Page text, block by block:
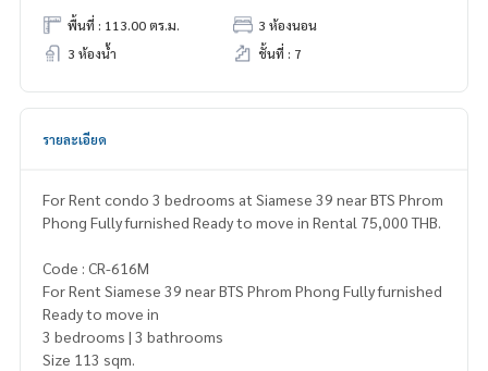
พื้นที่ : 113.00 ตร.ม.
3 ห้องนอน
3 ห้องน้ำ
ชั้นที่ : 7
รายละเอียด
For Rent condo 3 bedrooms at Siamese 39 near BTS Phrom
Phong Fully furnished Ready to move in Rental 75,000 THB.
Code : CR-616M
For Rent Siamese 39 near BTS Phrom Phong Fully furnished
Ready to move in
3 bedrooms | 3 bathrooms
Size 113 sqm.